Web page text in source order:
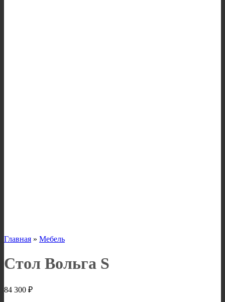
Главная » Мебель
Стол Вольга S
84 300 ₽